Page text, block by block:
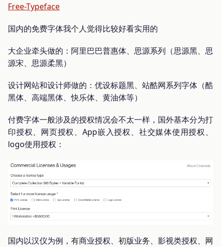
Free-Typeface
国内的免费字体我个人觉得比较好看实用的
大企业牵头做的：阿里巴巴普惠体、思源系列（思源黑、思
源宋、思源柔黑）
设计网站和设计师做的：优设标题黑、站酷网系列字体（酷
黑体、高端黑体、快乐体、黄油体等）
付费字体一般涉及的授权情况会不太一样，国外基本分为打
印授权、网页授权、App嵌入授权、社交媒体使用授权、
logo使用授权：
国内以汉仪为例，有商业授权、初版业务、影视类授权、网